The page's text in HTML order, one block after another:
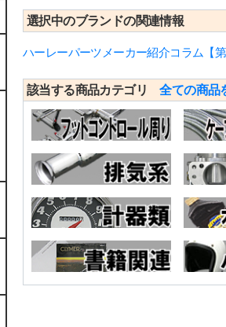
選択中のブランドの関連情報
ハーレーパーツメーカー紹介コラム【
該当する商品カテゴリ全ての商品